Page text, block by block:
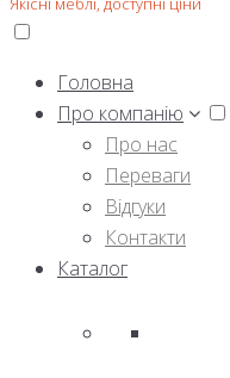
Головна
Про компанію
Про нас
Переваги
Відгуки
Контакти
Каталог